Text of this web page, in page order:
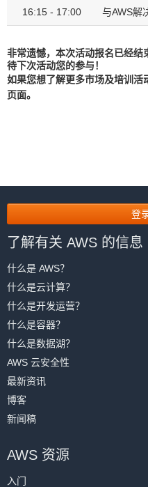
16:15 - 17:00 与AWS解
非常遗憾，本次活动报名已经结
待下次活动您的参与！
如果您想了解更多市场及培训活
页面。
登
了解有关 AWS 的信息
什么是 AWS？
什么是云计算？
什么是开发运营？
什么是容器？
什么是数据湖？
AWS 云安全性
最新资讯
博客
新闻稿
AWS 资源
入门